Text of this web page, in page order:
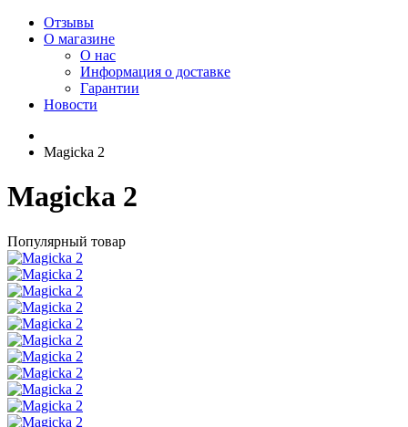
Отзывы
О магазине
О нас
Информация о доставке
Гарантии
Новости
Magicka 2
Magicka 2
Популярный товар